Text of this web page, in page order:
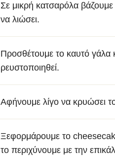
Σε μικρή κατσαρόλα
να λιώσει.
Προσθέτουμε το καυτό γάλα
ρευστοποιηθεί.
Αφήνουμε λίγο να κρυώσει
Ξεφορμάρουμε το
το περιχύνουμε με την